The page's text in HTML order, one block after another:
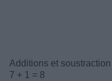
Additions et soustraction
7 + 1 = 8